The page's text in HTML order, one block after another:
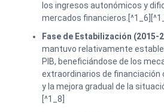
los ingresos autonómicos y
mercados
Fase de Estabilización (2015-
mantuvo relativamente estable
PIB, beneficiándose de los
extraordinarios de financiación
y la mejora gradual de la
[^1_8]